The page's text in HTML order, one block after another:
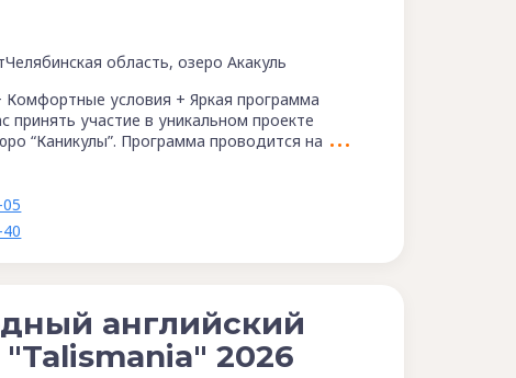
Челябинская область, озеро Акакуль
Комфортные условия + Яркая программа
принять участие в уникальном проекте
“Каникулы”. Программа проводится на
английский
"Talismania" 2026